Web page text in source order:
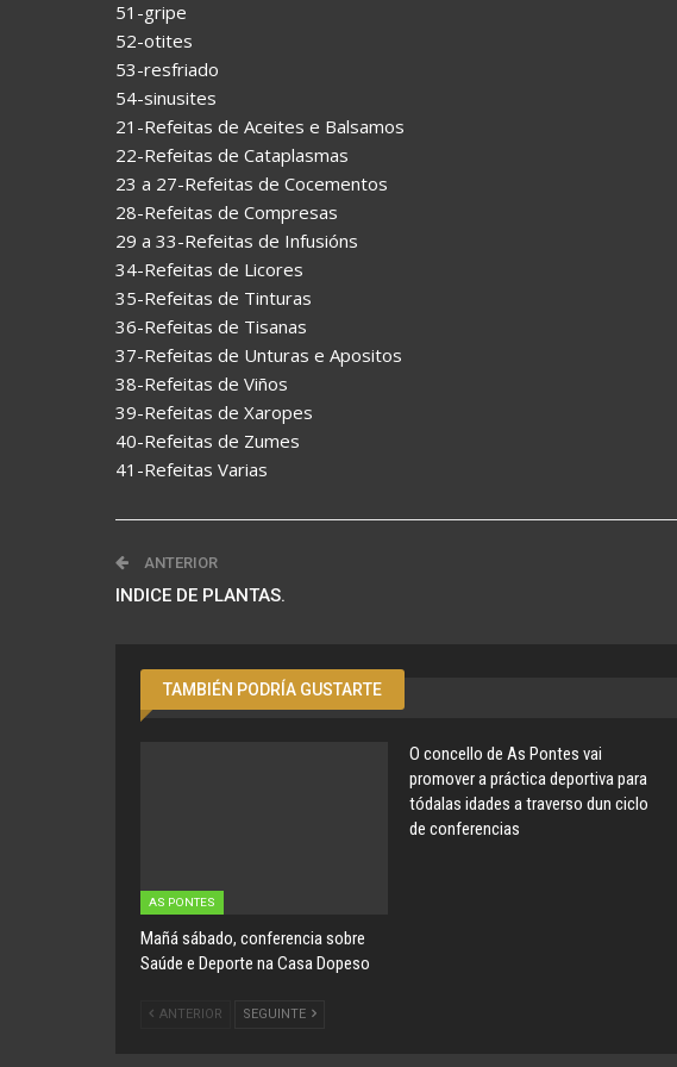
51-gripe
52-otites
53-resfriado
54-sinusites
21-Refeitas de Aceites e Balsamos
22-Refeitas de Cataplasmas
23 a 27-Refeitas de Cocementos
28-Refeitas de Compresas
29 a 33-Refeitas de Infusións
34-Refeitas de Licores
35-Refeitas de Tinturas
36-Refeitas de Tisanas
37-Refeitas de Unturas e Apositos
38-Refeitas de Viños
39-Refeitas de Xaropes
40-Refeitas de Zumes
41-Refeitas Varias
ANTERIOR
INDICE DE PLANTAS.
TAMBIÉN PODRÍA GUSTARTE
AS PONTES
Mañá sábado, conferencia sobre
Saúde e Deporte na Casa Dopeso
O concello de As Pontes vai
promover a práctica deportiva para
tódalas idades a traverso dun ciclo
de conferencias
ANTERIOR SEGUINTE